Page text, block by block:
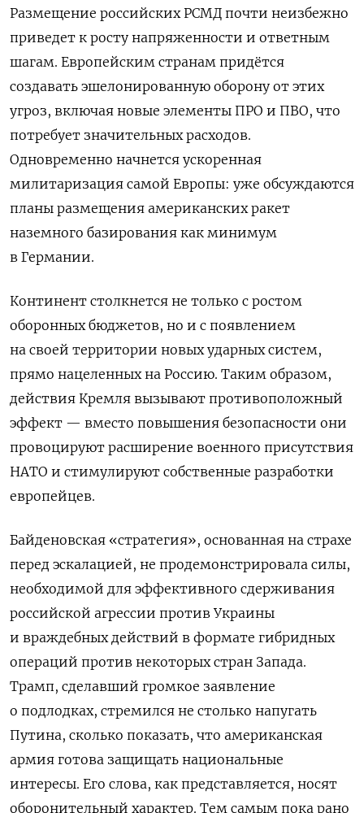
Размещение российских РСМД почти неизбежно
приведет к росту напряженности и ответным
шагам. Европейским странам придётся
создавать эшелонированную оборону от этих
угроз, включая новые элементы ПРО и ПВО, что
потребует значительных расходов.
Одновременно начнется ускоренная
милитаризация самой Европы: уже обсуждаются
планы размещения американских ракет
наземного базирования как минимум
в Германии.
Континент столкнется не только с ростом
оборонных бюджетов, но и с появлением
на своей территории новых ударных систем,
прямо нацеленных на Россию. Таким образом,
действия Кремля вызывают противоположный
эффект — вместо повышения безопасности они
провоцируют расширение военного присутствия
НАТО и стимулируют собственные разработки
европейцев.
Байденовская «стратегия», основанная на страхе
перед эскалацией, не продемонстрировала силы,
необходимой для эффективного сдерживания
российской агрессии против Украины
и враждебных действий в формате гибридных
операций против некоторых стран Запада.
Трамп, сделавший громкое заявление
о подлодках, стремился не столько напугать
Путина, сколько показать, что американская
армия готова защищать национальные
интересы. Его слова, как представляется, носят
оборонительный характер. Тем самым пока рано